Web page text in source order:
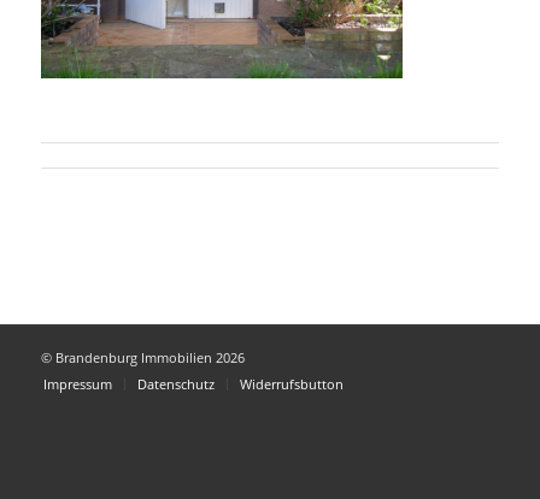
© Brandenburg Immobilien 2026
Impressum
Datenschutz Widerrufsbutton